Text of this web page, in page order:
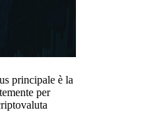
principale è la
per